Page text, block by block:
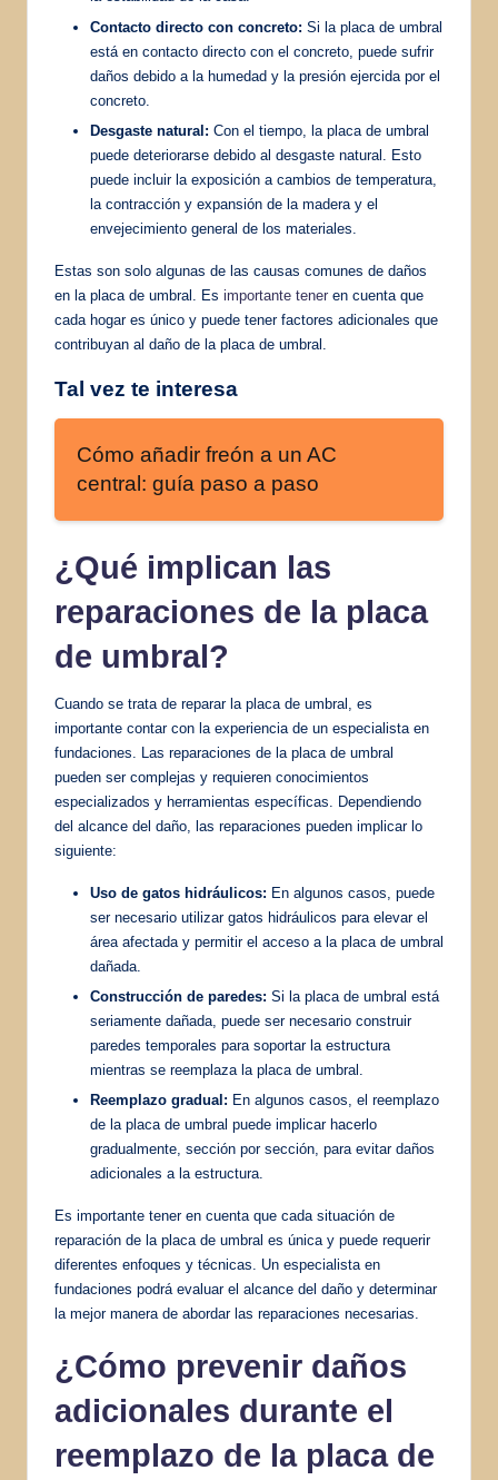
Contacto directo con concreto: Si la placa de umbral
está en contacto directo con el concreto, puede sufrir
daños debido a la humedad y la presión ejercida por el
concreto.
Desgaste natural: Con el tiempo, la placa de umbral
puede deteriorarse debido al desgaste natural. Esto
puede incluir la exposición a cambios de temperatura,
la contracción y expansión de la madera y el
envejecimiento general de los materiales.
Estas son solo algunas de las causas comunes de daños
en la placa de umbral. Es importante tener en cuenta que
cada hogar es único y puede tener factores adicionales que
contribuyan al daño de la placa de umbral.
Tal vez te interesa
Cómo añadir freón a un AC
central: guía paso a paso
¿Qué implican las
reparaciones de la placa
de umbral?
Cuando se trata de reparar la placa de umbral, es
importante contar con la experiencia de un especialista en
fundaciones. Las reparaciones de la placa de umbral
pueden ser complejas y requieren conocimientos
especializados y herramientas específicas. Dependiendo
del alcance del daño, las reparaciones pueden implicar lo
siguiente:
Uso de gatos hidráulicos: En algunos casos, puede
ser necesario utilizar gatos hidráulicos para elevar el
área afectada y permitir el acceso a la placa de umbral
dañada.
Construcción de paredes: Si la placa de umbral está
seriamente dañada, puede ser necesario construir
paredes temporales para soportar la estructura
mientras se reemplaza la placa de umbral.
Reemplazo gradual: En algunos casos, el reemplazo
de la placa de umbral puede implicar hacerlo
gradualmente, sección por sección, para evitar daños
adicionales a la estructura.
Es importante tener en cuenta que cada situación de
reparación de la placa de umbral es única y puede requerir
diferentes enfoques y técnicas. Un especialista en
fundaciones podrá evaluar el alcance del daño y determinar
la mejor manera de abordar las reparaciones necesarias.
¿Cómo prevenir daños
adicionales durante el
reemplazo de la placa de